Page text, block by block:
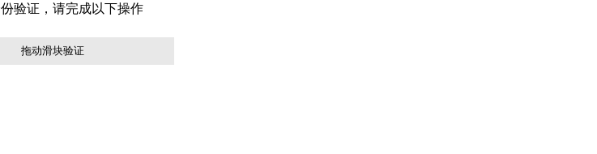
拖动滑块验证